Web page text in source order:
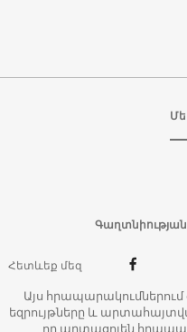
Հետևեք մեզ
Այս
եզրույթները և
որ արտացոլեն